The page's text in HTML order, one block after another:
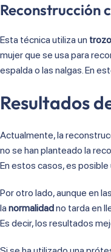
Reconstrucción
Esta técnica utiliza un
mujer que se usa para
espalda o las nalgas. En
Resultados
Actualmente, la
no se han planteado la
En estos casos, es posible
Por otro lado, aunque en
la normalidadno tarda en
Es decir, los resultados